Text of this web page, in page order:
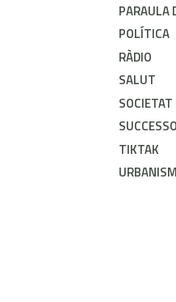
PARAULA
POLÍTICA
RÀDIO
SALUT
SOCIETAT
TIKTAK